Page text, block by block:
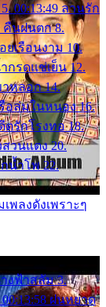
00:13:49 ลานรัก
คืนฝนตก 8.
ยเรือนงาม 10.
กรดแช่เย็น 12.
าหลอก 14.
รือล่มในหนอง 16.
ตรักโรงทอ 18.
สวนแตง 20.
กน้ำโพ 22.
ลงดังเพราะๆ
างฟ้าสลัม 3.
ฝนหยาด